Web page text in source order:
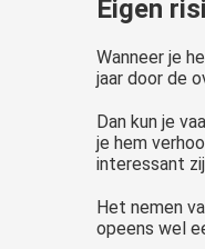
Eigen
Wanneer je
jaar door de
Dan kun je
je hem
interessant
Het nemen
opeens wel